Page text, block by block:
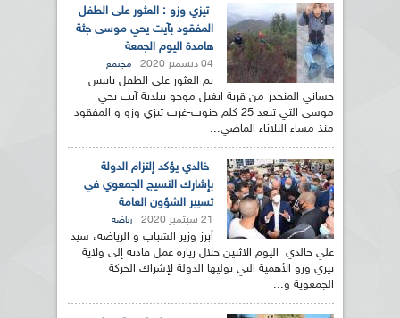
تيزي وزو : العثور على الطفل
المفقود بآيت يحي موسى جثة
هامدة اليوم الجمعة
04 ديسمبر 2020 مجتمع
تم العثور على الطفل يانيس
حساني المنحدر من قرية ايغيل موحو ببلدية آيت يحي
موسى التي تبعد 25 كلم جنوب-غرب تيزي وزو و المفقود
منذ مساء الثلاثاء الماضي...
خالدي يؤكد إلتزام الدولة
بإشارك النسيج الجمعوي في
تسيير الشؤون العامة
21 سبتمبر 2020 رياضة
أبرز وزير الشباب و الرياضة، سيد
علي خالدي اليوم الاثنين خلال زيارة عمل قادته إلى ولاية
تيزي وزو الأهمية التي توليها الدولة لإشراك الحركة
الجمعوية و...